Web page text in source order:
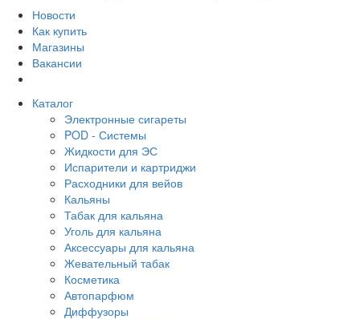
Новости
Как купить
Магазины
Вакансии
Каталог
Электронные сигареты
POD - Системы
Жидкости для ЭС
Испарители и картриджи
Расходники для вейов
Кальяны
Табак для кальяна
Уголь для кальяна
Аксессуары для кальяна
Жевательный табак
Косметика
Автопарфюм
Диффузоры